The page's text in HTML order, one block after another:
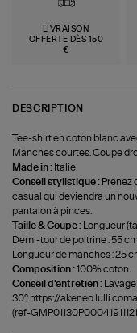
LIVRAISON
OFFERTE DÈS 150
€
DESCRIPTION
Tee-shirt en coton blanc
Manches courtes. Coupe
Made in : Italie.
Conseil stylistique : Prenez
casual qui deviendra un
pantalon à pinces.
Taille & Coupe :
Longueur
Demi-tour de poitrine : 55
Longueur de manches : 25
Composition :100% coton.
Conseil d'entretien :
30°.https://
(ref-